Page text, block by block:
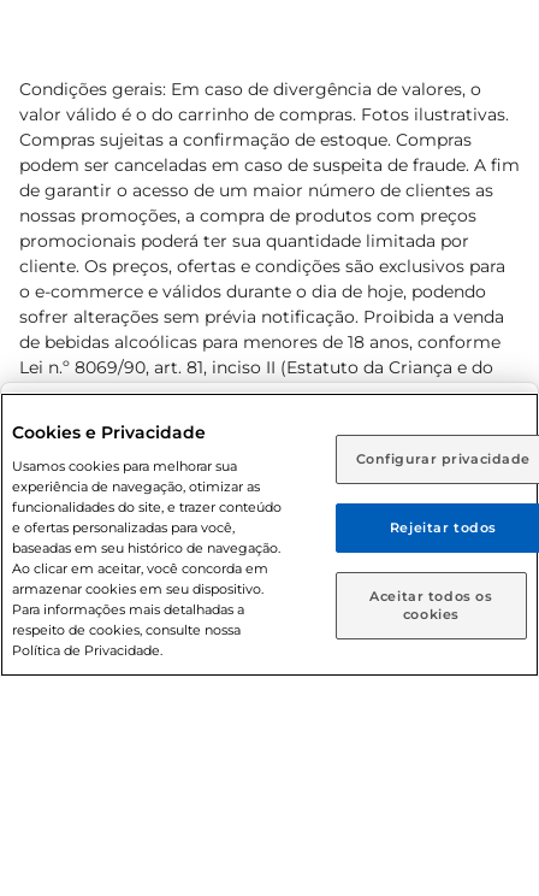
Rio de Janeiro (RJ) Goiás (GO)
Ou
Caso queira comprar online, informe como deseja receber
suas compras:
Entrega em casa Retire em Loja
Condições gerais: Em caso de divergência de valores, o
valor válido é o do carrinho de compras. Fotos ilustrativas.
Compras sujeitas a confirmação de estoque. Compras
podem ser canceladas em caso de suspeita de fraude. A fim
de garantir o acesso de um maior número de clientes as
nossas promoções, a compra de produtos com preços
promocionais poderá ter sua quantidade limitada por
cliente. Os preços, ofertas e condições são exclusivos para
o e-commerce e válidos durante o dia de hoje, podendo
sofrer alterações sem prévia notificação. Proibida a venda
de bebidas alcoólicas para menores de 18 anos, conforme
Lei n.º 8069/90, art. 81, inciso II (Estatuto da Criança e do
Adolescente). Preços e condições exclusivos para o
prévio. O valor mínimo para as compras on-line é de R$
80,00.
© 2026 Copyright. Todos os direitos
reservados Prezunic.
Cookies e Privacidade
Usamos cookies para melhorar sua
experiência de navegação, otimizar as
funcionalidades do site, e trazer conteúdo
e ofertas personalizadas para você,
baseadas em seu histórico de navegação.
Ao clicar em aceitar, você concorda em
armazenar cookies em seu dispositivo.
Para informações mais detalhadas a
respeito de cookies, consulte nossa
Política de Privacidade.
Configurar privacidade
Rejeitar todos
Aceitar todos os
cookies